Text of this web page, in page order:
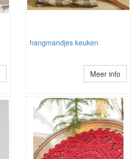
hangmandjes keuken
Meer info